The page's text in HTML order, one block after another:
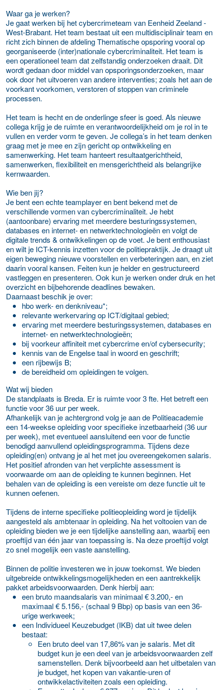
Waar ga je werken?
Je gaat werken bij het cybercrimeteam van Eenheid Zeeland -
West-Brabant. Het team bestaat uit een multidisciplinair team en
richt zich binnen de afdeling Thematische opsporing vooral op
georganiseerde (inter)nationale cybercriminaliteit. Het team is
een operationeel team dat zelfstandig onderzoeken draait. Dit
wordt gedaan door middel van opsporingsonderzoeken, maar
ook door het uitvoeren van andere interventies; zoals het aan de
voorkant voorkomen, verstoren of stoppen van criminele
processen.
Het team is hecht en de onderlinge sfeer is goed. Als nieuwe
collega krijg je de ruimte en verantwoordelijkheid om je rol in te
vullen en verder vorm te geven. Je collega’s in het team denken
graag met je mee en zijn gericht op ontwikkeling en
samenwerking. Het team hanteert resultaatgerichtheid,
samenwerken, flexibiliteit en mensgerichtheid als belangrijke
kernwaarden.
Wie ben jij?
Je bent een echte teamplayer en bent bekend met de
verschillende vormen van cybercriminaliteit. Je hebt
(aantoonbare) ervaring met meerdere besturingssystemen,
databases en internet- en netwerktechnologieën en volgt de
digitale trends & ontwikkelingen op de voet. Je bent enthousiast
en wilt je ICT-kennis inzetten voor de politiepraktijk. Je draagt uit
eigen beweging nieuwe voorstellen en verbeteringen aan, en ziet
daarin vooral kansen. Feiten kun je helder en gestructureerd
vastleggen en presenteren. Ook kun je werken onder druk en het
overzicht en bijbehorende deadlines bewaken.
Daarnaast beschik je over:
hbo werk- en denkniveau*;
relevante werkervaring op ICT/digitaal gebied;
ervaring met meerdere besturingssystemen, databases en
internet- en netwerktechnologieën;
bij voorkeur affiniteit met cybercrime en/of cybersecurity;
kennis van de Engelse taal in woord en geschrift;
een rijbewijs B;
de bereidheid om opleidingen te volgen.
Wat wij bieden
De standplaats is Breda. Er is ruimte voor 3 fte. Het betreft een
functie voor 36 uur per week.
Afhankelijk van je achtergrond volg je aan de Politieacademie
een 14-weekse opleiding voor specifieke inzetbaarheid (36 uur
per week), met eventueel aansluitend een voor de functie
benodigd aanvullend opleidingsprogramma. Tijdens deze
opleiding(en) ontvang je al het met jou overeengekomen salaris.
Het positief afronden van het verplichte assessment is
voorwaarde om aan de opleiding te kunnen beginnen. Het
behalen van de opleiding is een vereiste om deze functie uit te
kunnen oefenen.
Tijdens de interne specifieke politieopleiding word je tijdelijk
aangesteld als ambtenaar in opleiding. Na het voltooien van de
opleiding bieden we je een tijdelijke aanstelling aan, waarbij een
proeftijd van één jaar van toepassing is. Na deze proeftijd volgt
zo snel mogelijk een vaste aanstelling.
Binnen de politie investeren we in jouw toekomst. We bieden
uitgebreide ontwikkelingsmogelijkheden en een aantrekkelijk
pakket arbeidsvoorwaarden. Denk hierbij aan:
een bruto maandsalaris van minimaal € 3.200,- en
maximaal € 5.156,- (schaal 9 Bbp) op basis van een 36-
urige werkweek;
een Individueel Keuzebudget (IKB) dat uit twee delen
bestaat:
Een bruto deel van 17,86% van je salaris. Met dit
budget kun je een deel van je arbeidsvoorwaarden zelf
samenstellen. Denk bijvoorbeeld aan het uitbetalen van
je budget, het kopen van vakantie-uren of
ontwikkelactiviteiten zoals een opleiding.